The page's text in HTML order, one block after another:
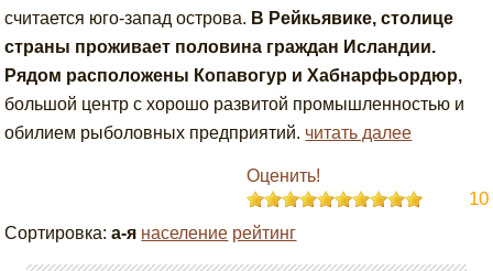
считается юго-запад острова. В Рейкьявике, столице
страны проживает половина граждан Исландии.
Рядом расположены Копавогур и Хабнарфьордюр,
большой центр с хорошо развитой промышленностью и
обилием рыболовных предприятий. читать далее
Оценить!
10
Сортировка:а-я население рейтинг